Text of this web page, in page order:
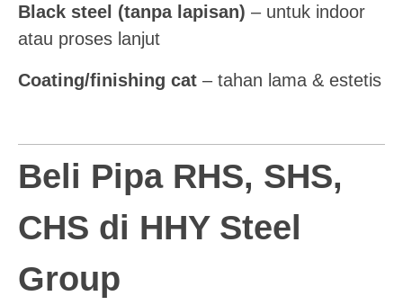
Black steel (tanpa lapisan) – untuk indoor
atau proses lanjut
Coating/finishing cat – tahan lama & estetis
Beli Pipa RHS, SHS,
CHS di HHY Steel
Group